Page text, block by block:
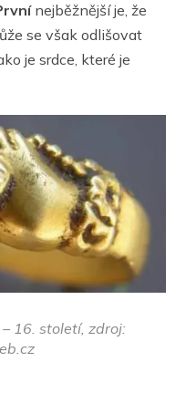
nejběžnější je, že
se však odlišovat
je srdce, které je
16. století, zdroj: